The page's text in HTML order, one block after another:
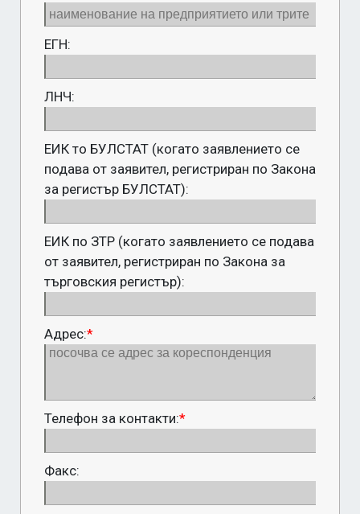
ЕГН:
ЛНЧ:
ЕИК то БУЛСТАТ (когато заявлението се
подава от заявител, регистриран по Закона
за регистър БУЛСТАТ):
ЕИК по ЗТР (когато заявлението се подава
от заявител, регистриран по Закона за
търговския регистър):
Адрес:*
Телефон за контакти:*
Факс: